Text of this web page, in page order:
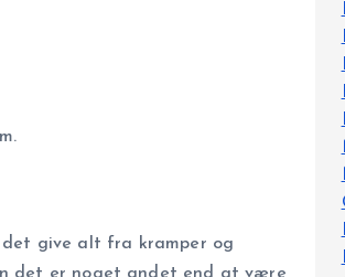
det give alt fra kramper og